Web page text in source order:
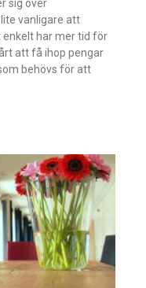
sig över
vanligare att
har mer tid för
att få ihop pengar
behövs för att